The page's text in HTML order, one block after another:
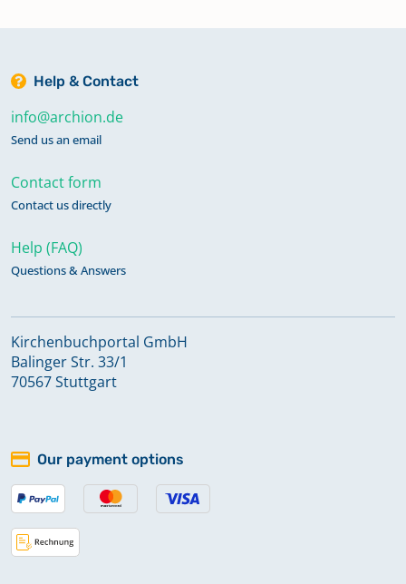
Namensverzeichnis Bestattungen
1799
1875
Namensverzeichnis Taufen 1868-
1890
Taufen 1785-1799
Help & Contact
info@archion.de
Send us an email
Contact form
Contact us directly
Help (FAQ)
Questions & Answers
Kirchenbuchportal GmbH
Balinger Str. 33/1
70567 Stuttgart
Our payment options